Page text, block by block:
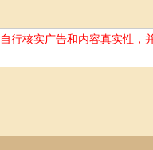
行核实广告和内容真实性，